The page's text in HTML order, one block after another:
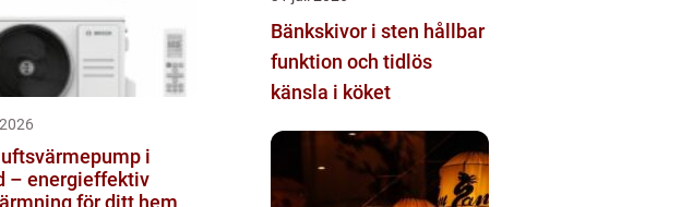
i
– energieffektiv
för ditt hem
Bänkskivor i sten hållbar
funktion och tidlös
känsla i köket